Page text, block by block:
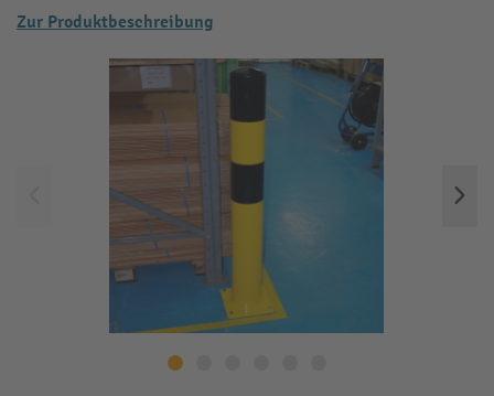
Zur Produktbeschreibung